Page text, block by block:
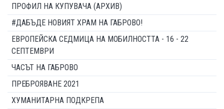
ПРОФИЛ НА КУПУВАЧА (АРХИВ)
#ДАБЪДЕ НОВИЯТ ХРАМ НА ГАБРОВО!
ЕВРОПЕЙСКА СЕДМИЦА НА МОБИЛНОСТТА - 16 - 22
СЕПТЕМВРИ
ЧАСЪТ НА ГАБРОВО
ПРЕБРОЯВАНЕ 2021
ХУМАНИТАРНА ПОДКРЕПА